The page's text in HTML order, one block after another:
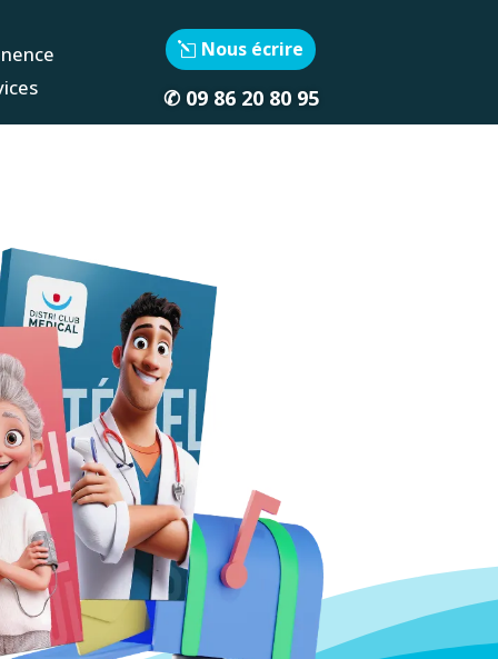
Nous écrire
✆ 09 86 20 80 95